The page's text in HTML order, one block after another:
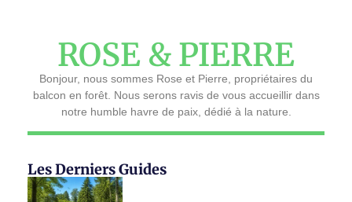
ROSE & PIERRE
Bonjour, nous sommes Rose et Pierre, propriétaires du
balcon en forêt. Nous serons ravis de vous accueillir dans
notre humble havre de paix, dédié à la nature.
Les Derniers Guides